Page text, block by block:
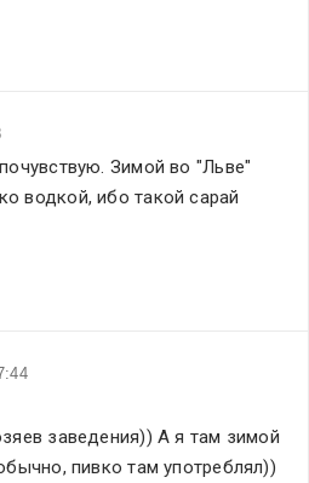
Зимой во "Льве"
водкой, ибо такой сарай
заведения)) А я там зимой
пивко там употреблял))